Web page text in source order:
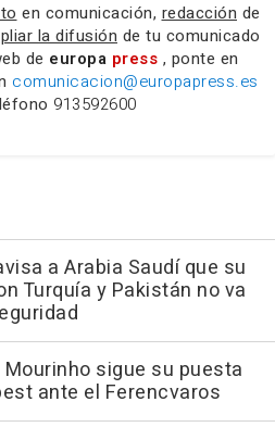
en comunicación, redacción de
la difusión de tu comunicado
de europa press , ponte en
comunicacion@europapress.es
913592600
a Arabia Saudí que su
Turquía y Pakistán no va
Mourinho sigue su puesta
ante el Ferencvaros